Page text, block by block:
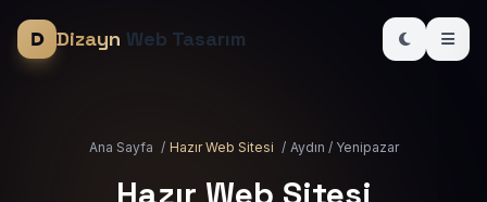
Dizayn Web Tasarım
Ana Sayfa / Hazır Web Sitesi / Aydın / Yenipazar